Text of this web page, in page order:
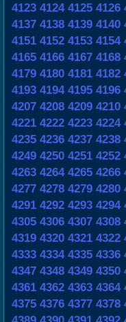
4123 4124 4125 4126
4137 4138 4139 4140
4151 4152 4153 4154
4165 4166 4167 4168
4179 4180 4181 4182
4193 4194 4195 4196
4207 4208 4209 4210
4221 4222 4223 4224
4235 4236 4237 4238
4249 4250 4251 4252
4263 4264 4265 4266
4277 4278 4279 4280
4291 4292 4293 4294
4305 4306 4307 4308
4319 4320 4321 4322
4333 4334 4335 4336
4347 4348 4349 4350
4361 4362 4363 4364
4375 4376 4377 4378